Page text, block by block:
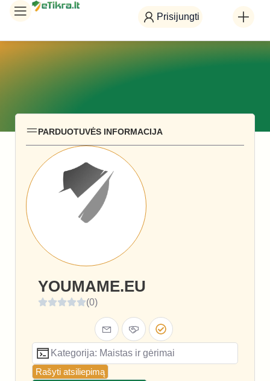
Prisijungti
PARDUOTUVĖS INFORMACIJA
YOUMAME.EU
(0)
Kategorija: Maistas ir gėrimai
Rašyti atsiliepimą